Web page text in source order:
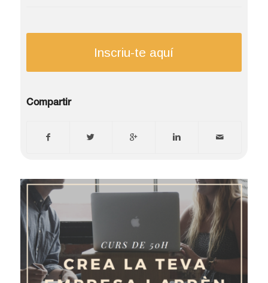
Inscriu-te aquí
Compartir